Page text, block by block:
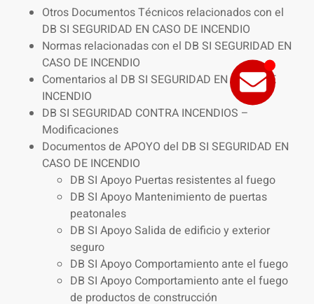
Otros Documentos Técnicos relacionados con el
DB SI SEGURIDAD EN CASO DE INCENDIO
Normas relacionadas con el DB SI SEGURIDAD EN
CASO DE INCENDIO
Comentarios al DB SI SEGURIDAD EN CASO DE
INCENDIO
DB SI SEGURIDAD CONTRA INCENDIOS –
Modificaciones
Documentos de APOYO del DB SI SEGURIDAD EN
CASO DE INCENDIO
DB SI Apoyo Puertas resistentes al fuego
DB SI Apoyo Mantenimiento de puertas
peatonales
DB SI Apoyo Salida de edificio y exterior
seguro
DB SI Apoyo Comportamiento ante el fuego
DB SI Apoyo Comportamiento ante el fuego
de productos de construcción